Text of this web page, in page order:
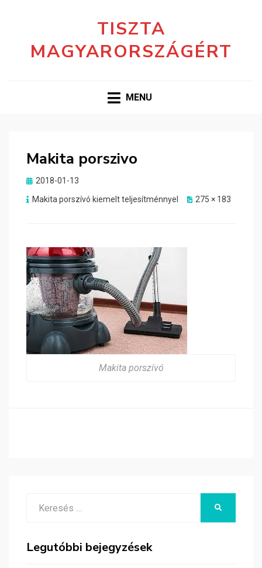
TISZTA
MAGYARORSZÁGÉRT
MENU
Makita porszivo
Posted
2018-01-13
Makita porszívó kiemelt teljesítménnyel
275 × 183
Makita porszívó
Legutóbbi bejegyzések